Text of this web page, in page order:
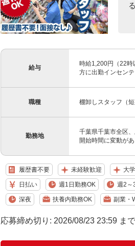
給与
時給1,200円（22
方に出勤インセン
職種 棚卸しスタッフ（
勤務地
千葉県千葉市全区
開始時間に変動があ
履歴書不要 未経験歓迎 大
日払い 週1日勤務OK 週2～
深夜 扶養内勤務OK 副業・
応募締め切り: 2026/08/23 23:59 まで